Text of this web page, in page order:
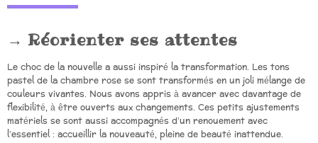
Réorienter ses attentes
Le choc de la nouvelle a aussi inspiré la transformation. Les tons
pastel de la chambre rose se sont transformés en un joli mélange de
couleurs vivantes. Nous avons appris à avancer avec davantage de
flexibilité, à être ouverts aux changements. Ces petits ajustements
matériels se sont aussi accompagnés d’un renouement avec
l’essentiel : accueillir la nouveauté, pleine de beauté inattendue.